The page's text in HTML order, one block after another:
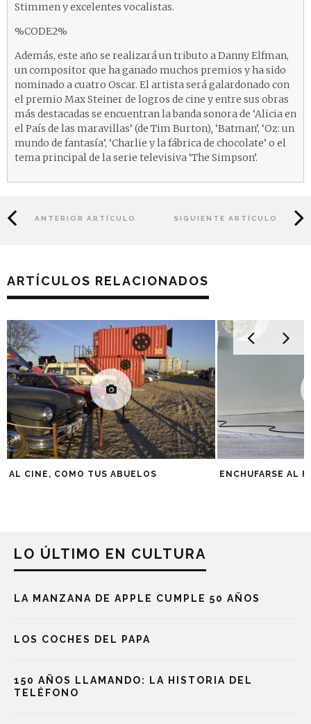
Stimmen y excelentes vocalistas.
%CODE2%
Además, este año se realizará un tributo a Danny Elfman,
un compositor que ha ganado muchos premios y ha sido
nominado a cuatro Oscar. El artista será galardonado con
el premio Max Steiner de logros de cine y entre sus obras
más destacadas se encuentran la banda sonora de ‘Alicia en
el País de las maravillas’ (de Tim Burton), ‘Batman’, ‘Oz: un
mundo de fantasía’, ‘Charlie y la fábrica de chocolate’ o el
tema principal de la serie televisiva ‘The Simpson’.
ANTERIOR ARTÍCULO SIGUIENTE ARTÍCULO
ARTÍCULOS RELACIONADOS
AL CINE, COMO TUS ABUELOS ENCHUFARSE AL
LO ÚLTIMO EN CULTURA
LA MANZANA DE APPLE CUMPLE 50 AÑOS
LOS COCHES DEL PAPA
150 AÑOS LLAMANDO: LA HISTORIA DEL
TELÉFONO